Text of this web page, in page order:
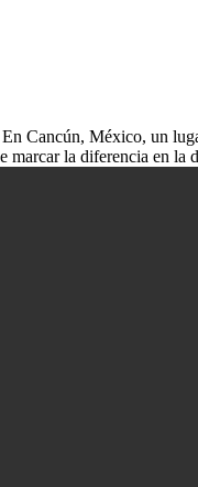
Cancún, México, un
marcar la diferencia en